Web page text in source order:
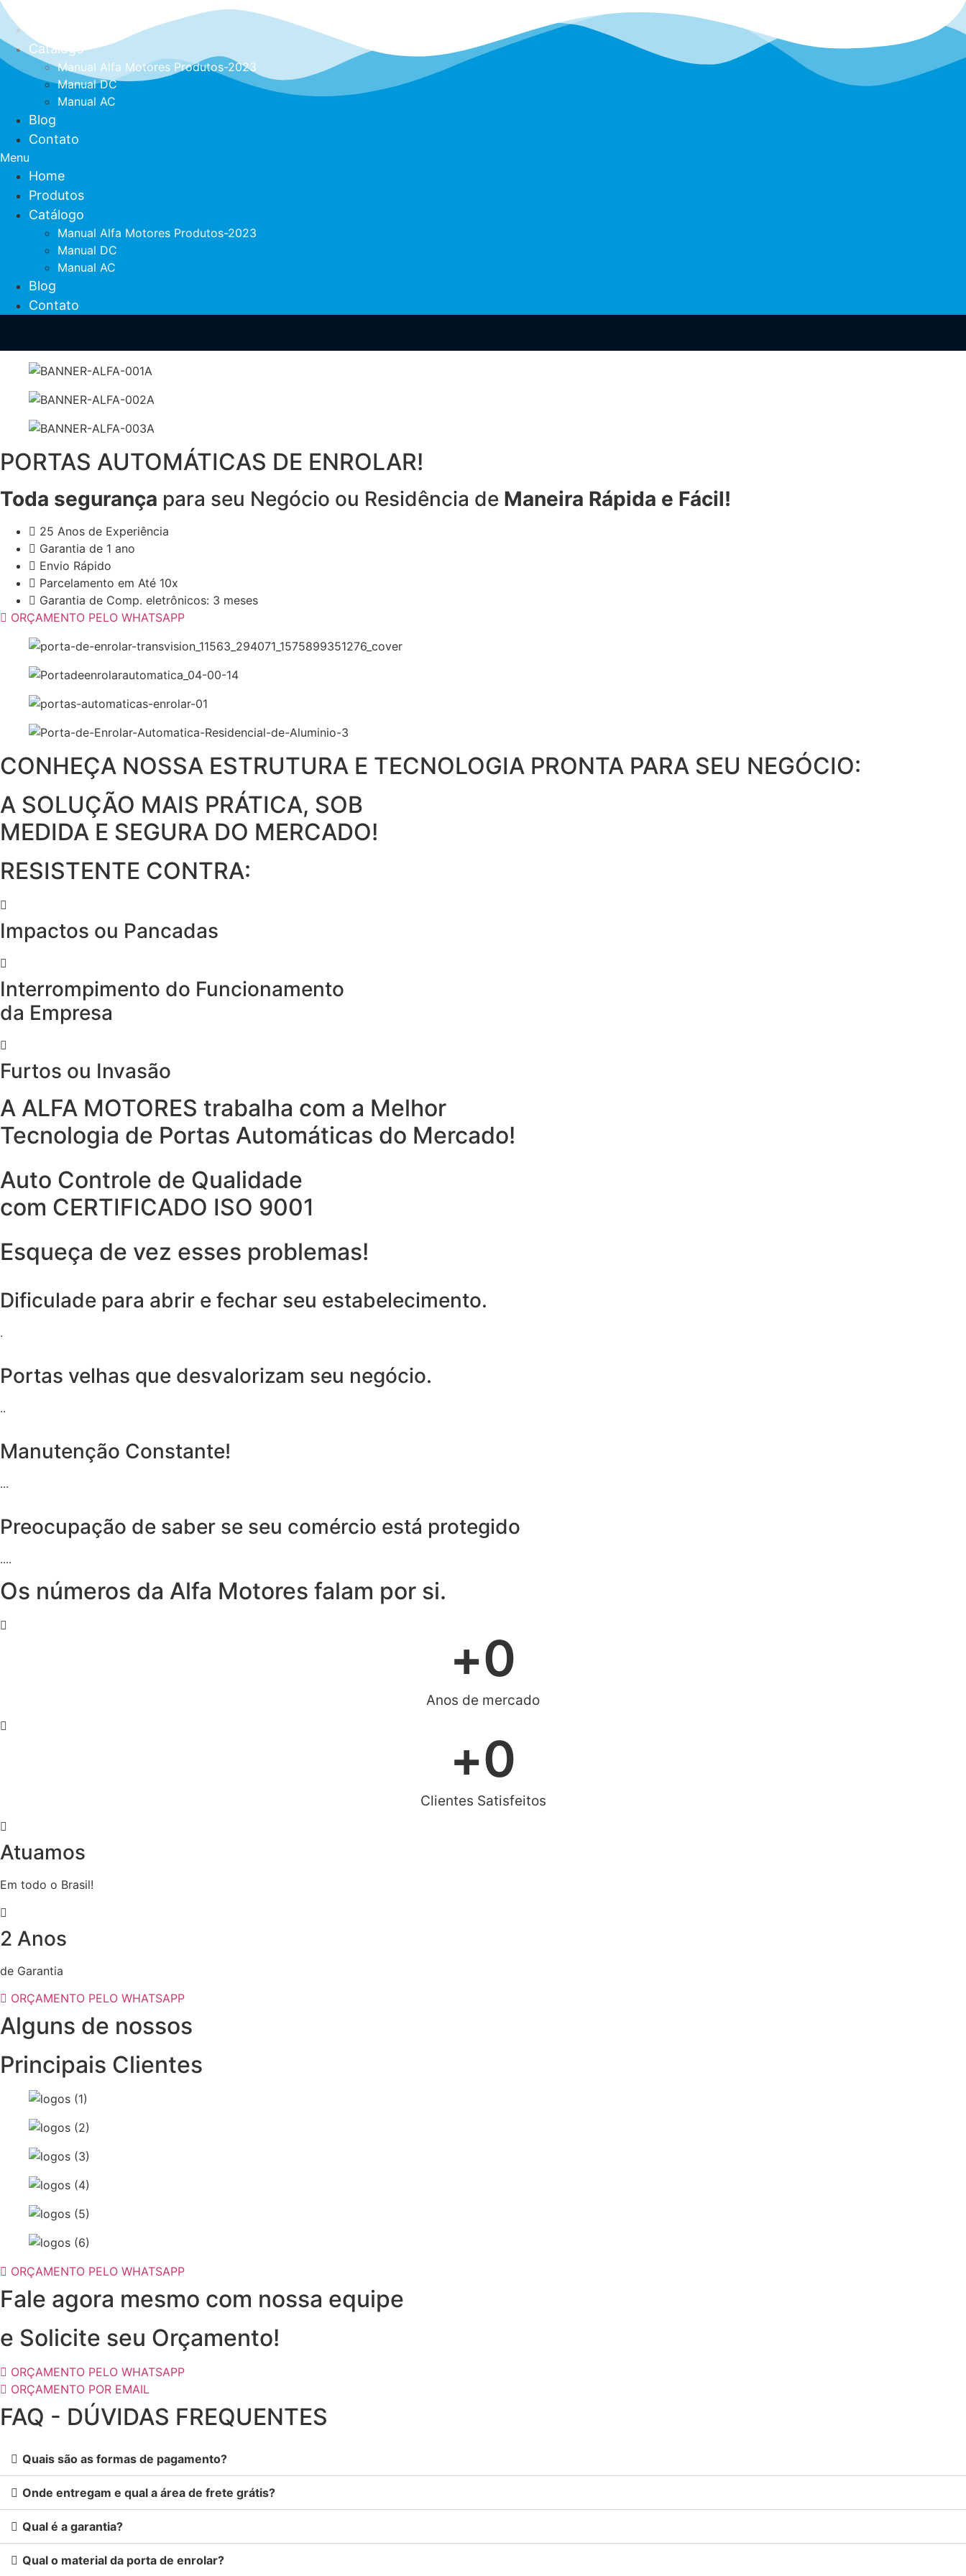
Pular
para
o
conteúdo
Catálogo
Manual Alfa Motores Produtos-2023
Manual DC
Manual AC
Blog
Contato
Menu
Home
Produtos
Catálogo
Manual Alfa Motores Produtos-2023
Manual DC
Manual AC
Blog
Contato
PORTAS AUTOMÁTICAS DE ENROLAR!
Toda segurança para seu Negócio ou Residência de Maneira Rápida e Fácil!
25 Anos de Experiência
Garantia de 1 ano
Envio Rápido
Parcelamento em Até 10x
Garantia de Comp. eletrônicos: 3 meses
ORÇAMENTO PELO WHATSAPP
CONHEÇA NOSSA ESTRUTURA E TECNOLOGIA PRONTA PARA SEU NEGÓCIO:
A SOLUÇÃO MAIS PRÁTICA, SOB
MEDIDA E SEGURA DO MERCADO!
RESISTENTE CONTRA:
Impactos ou Pancadas
Interrompimento do Funcionamento
da Empresa
Furtos ou Invasão
A ALFA MOTORES trabalha com a Melhor
Tecnologia de Portas Automáticas do Mercado!
Auto Controle de Qualidade
com CERTIFICADO ISO 9001
Esqueça de vez esses problemas!
Dificulade para abrir e fechar seu estabelecimento.
.
Portas velhas que desvalorizam seu negócio.
..
Manutenção Constante!
...
Preocupação de saber se seu comércio está protegido
....
Os números da Alfa Motores falam por si.
Anos de mercado
+0
Clientes Satisfeitos
+0
Atuamos
Em todo o Brasil!
2 Anos
de Garantia
ORÇAMENTO PELO WHATSAPP
Alguns de nossos
Principais Clientes
ORÇAMENTO PELO WHATSAPP
Fale agora mesmo com nossa equipe
e Solicite seu Orçamento!
ORÇAMENTO PELO WHATSAPP
ORÇAMENTO POR EMAIL
FAQ - DÚVIDAS FREQUENTES
Quais são as formas de pagamento?
Onde entregam e qual a área de frete grátis?
Qual é a garantia?
Qual o material da porta de enrolar?